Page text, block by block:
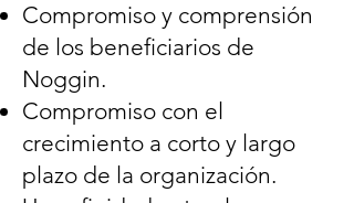
Compromiso y comprensión
de los beneficiarios de
Noggin.
Compromiso con el
crecimiento a corto y largo
plazo de la organización.